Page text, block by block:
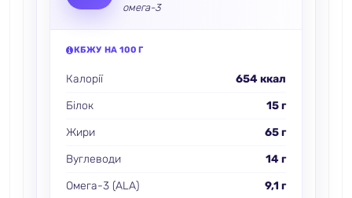
омега-3
КБЖУ НА 100 Г
Калорії
654 ккал
Білок
15 г
Жири
65 г
Вуглеводи
14 г
Омега-3 (ALA)
9,1 г